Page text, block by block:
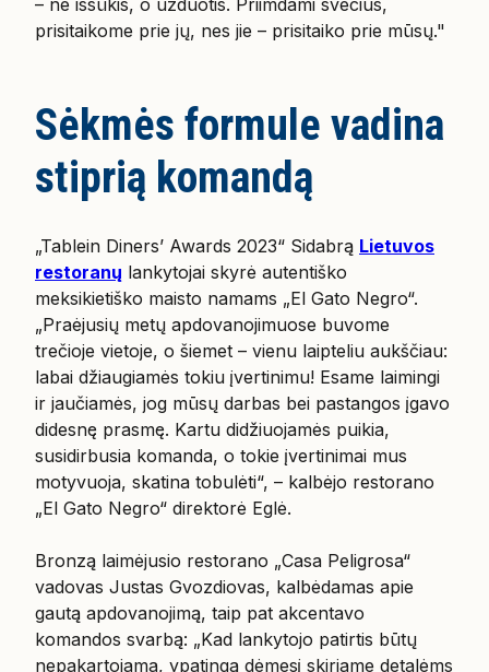
prisitaikome prie jų, nes jie – prisitaiko prie mūsų."
Sėkmės formule vadina
stiprią komandą
„Tablein Diners’ Awards 2023“ Sidabrą Lietuvos
restoranų lankytojai skyrė autentiško
meksikietiško maisto namams „El Gato Negro“.
„Praėjusių metų apdovanojimuose buvome
trečioje vietoje, o šiemet – vienu laipteliu aukščiau:
labai džiaugiamės tokiu įvertinimu! Esame laimingi
ir jaučiamės, jog mūsų darbas bei pastangos įgavo
didesnę prasmę. Kartu didžiuojamės puikia,
susidirbusia komanda, o tokie įvertinimai mus
motyvuoja, skatina tobulėti“, – kalbėjo restorano
„El Gato Negro“ direktorė Eglė.
Bronzą laimėjusio restorano „Casa Peligrosa“
vadovas Justas Gvozdiovas, kalbėdamas apie
gautą apdovanojimą, taip pat akcentavo
komandos svarbą: „Kad lankytojo patirtis būtų
nepakartojama, ypatingą dėmesį skiriame detalėms